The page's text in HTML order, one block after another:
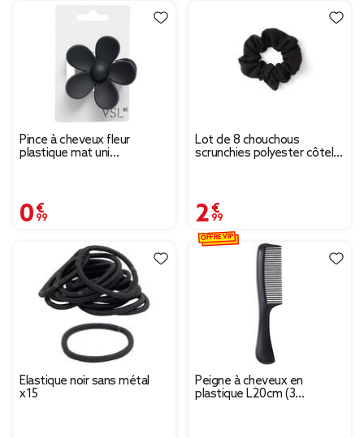
Pince à cheveux fleur
plastique mat uni
0,99 €
Lot de 8 chouchous
scrunchies polyester côtelé
2,99 €
Élastique noir sans métal
x15
Peigne à cheveux en
plastique L20cm (3
OFFRE VIP